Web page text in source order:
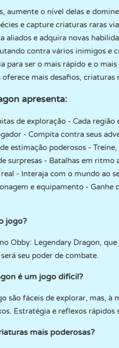
aumente o nível delas e
e capture criaturas raras
aliados e adquira novas
contra vários inimigos e
para ser o mais rápido e o
mais desafios, criaturas
apresenta:
de exploração - Cada
- Compita contra seus
estimação poderosos -
surpresas - Batalhas em ritmo
- Interaja com o mundo ao
e equipamento -
jogo?
Obby: Legendary Dragon,
seu poder de combate.
é um jogo difícil?
são fáceis de explorar, mas,
Estratégia e reflexos rápidos
mais poderosas?